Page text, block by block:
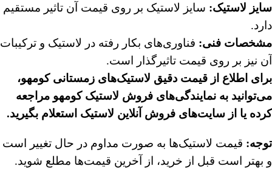
سایز لاستیک: سایز لاستیک بر روی قیمت آن تاثیر مستقیم
دارد.
مشخصات فنی: فناوری‌های بکار رفته در لاستیک و ترکیبات
آن نیز بر روی قیمت تاثیرگذار است.
برای اطلاع از قیمت دقیق لاستیک‌های زمستانی کومهو،
می‌توانید به نمایندگی‌های فروش لاستیک کومهو مراجعه
کرده یا از سایت‌های فروش آنلاین لاستیک استعلام بگیرید.
توجه: قیمت لاستیک‌ها به صورت مداوم در حال تغییر است
و بهتر است قبل از خرید، از آخرین قیمت‌ها مطلع شوید.